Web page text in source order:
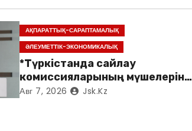
АҚПАРАТТЫҚ-САРАПТАМАЛЫҚ
ӘЛЕУМЕТТІК-ЭКОНОМИКАЛЫҚ
*Түркістанда сайлау
комиссияларының мүшелеріне
арналған семинар өтті*
Авг 7, 2026 Jsk.kz